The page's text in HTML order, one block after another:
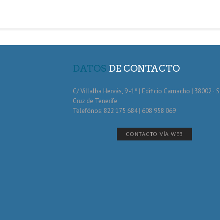
DATOS DE CONTACTO
C/ Villalba Hervás, 9 -1º | Edificio Camacho | 38002 ·
Cruz de Tenerife
Telefónos: 822 175 684 | 608 958 069
CONTACTO VÍA WEB